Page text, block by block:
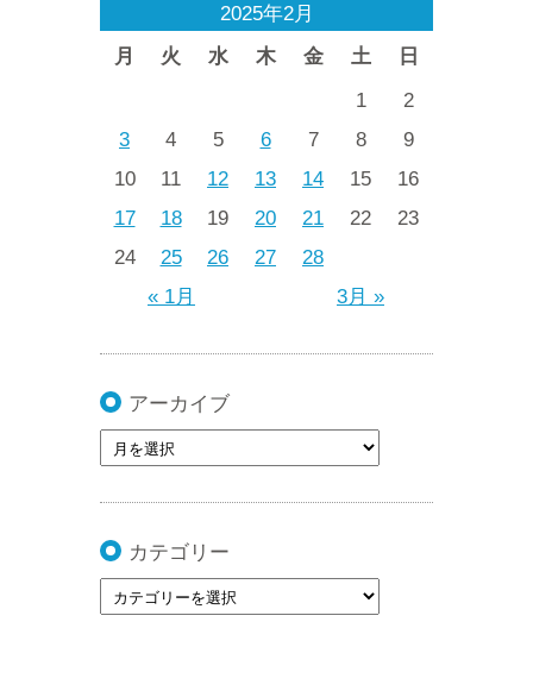
2025年2月
月
火 水 木 金 土 日
« 1月 3月 »
1
2
3
4 5 6 7 8
9
10
11 12 13 14 15
16
17
18 19 20 21 22
23
24
25 26 27 28
アーカイブ
カテゴリー